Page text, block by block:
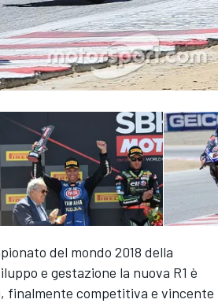
del mondo 2018 della
e gestazione la nuova R1 è
finalmente competitiva e vincente